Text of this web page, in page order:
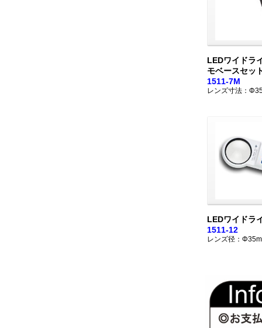
LEDワイドラ
モベースセッ
1511-7M
レンズ寸法：
LEDワイドラ
1511-12
レンズ径：